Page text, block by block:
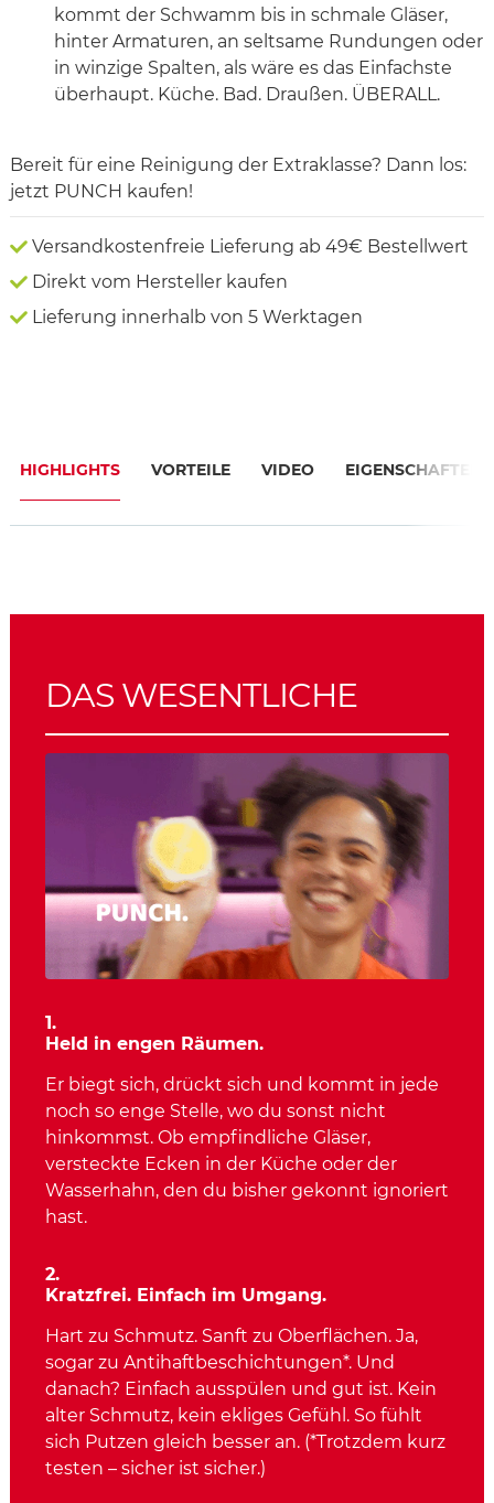
kommt der Schwamm bis in schmale Gläser,
hinter Armaturen, an seltsame Rundungen oder
in winzige Spalten, als wäre es das Einfachste
überhaupt. Küche. Bad. Draußen. ÜBERALL.
Bereit für eine Reinigung der Extraklasse? Dann los:
jetzt PUNCH kaufen!
Versandkostenfreie Lieferung ab 49€ Bestellwert
Direkt vom Hersteller kaufen
Lieferung innerhalb von 5 Werktagen
HIGHLIGHTS VORTEILE VIDEO EIGENSCHAFTEN
DAS WESENTLICHE
1.
Held in engen Räumen.
Er biegt sich, drückt sich und kommt in jede
noch so enge Stelle, wo du sonst nicht
hinkommst. Ob empfindliche Gläser,
versteckte Ecken in der Küche oder der
Wasserhahn, den du bisher gekonnt ignoriert
hast.
2.
Kratzfrei. Einfach im Umgang.
Hart zu Schmutz. Sanft zu Oberflächen. Ja,
sogar zu Antihaftbeschichtungen*. Und
danach? Einfach ausspülen und gut ist. Kein
alter Schmutz, kein ekliges Gefühl. So fühlt
sich Putzen gleich besser an. (*Trotzdem kurz
testen – sicher ist sicher.)